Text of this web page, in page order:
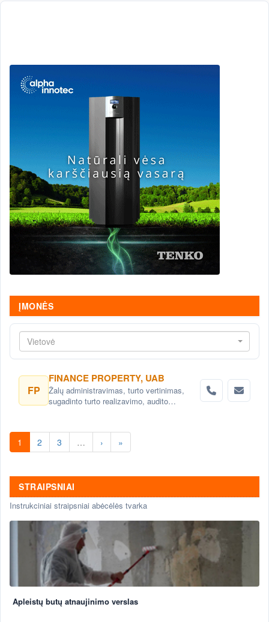
ĮMONĖS
Vietovė
FP
FINANCE PROPERTY, UAB
Žalų administravimas, turto vertinimas,
sugadinto turto realizavimo, audito
1 2 3 … › »
STRAIPSNIAI
Instrukciniai straipsniai abėcėlės tvarka
Apleistų butų atnaujinimo verslas